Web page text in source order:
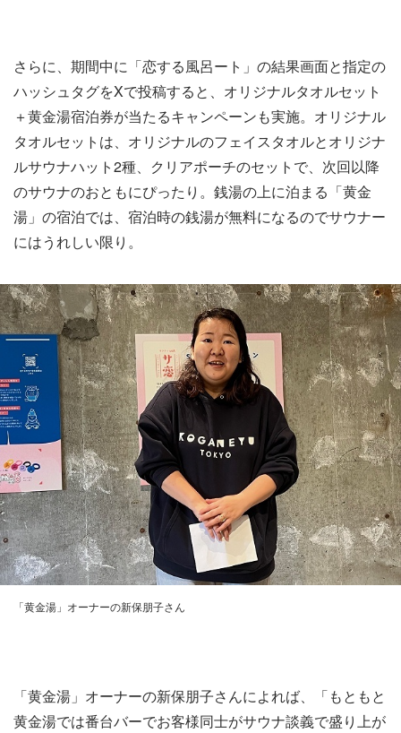
さらに、期間中に「恋する風呂ート」の結果画面と指定の
ハッシュタグをXで投稿すると、オリジナルタオルセット
＋黄金湯宿泊券が当たるキャンペーンも実施。オリジナル
タオルセットは、オリジナルのフェイスタオルとオリジナ
ルサウナハット2種、クリアポーチのセットで、次回以降
のサウナのおともにぴったり。銭湯の上に泊まる「黄金
湯」の宿泊では、宿泊時の銭湯が無料になるのでサウナー
にはうれしい限り。
「黄金湯」オーナーの新保朋子さん
「黄金湯」オーナーの新保朋子さんによれば、「もともと
黄金湯では番台バーでお客様同士がサウナ談義で盛り上が